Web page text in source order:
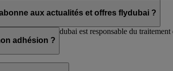
aux actualités et offres flydubai ?
newsletters. flydubai est responsable du
adhésion ?